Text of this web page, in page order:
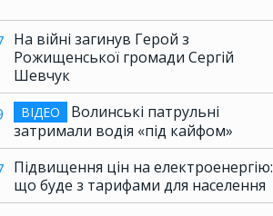
На війні загинув Герой з
Рожищенської громади Сергій
Шевчук
ВІДЕО
Волинські патрульні
затримали водія «під кайфом»
Підвищення цін на електроенергію:
що буде з тарифами для населення